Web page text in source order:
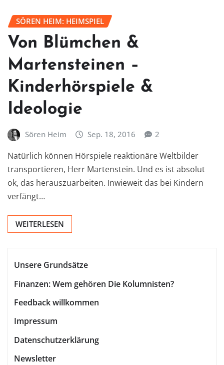
SÖREN HEIM: HEIMSPIEL
Von Blümchen &
Martensteinen –
Kinderhörspiele &
Ideologie
Sören Heim Sep. 18, 2016 2
Natürlich können Hörspiele reaktionäre Weltbilder
transportieren, Herr Martenstein. Und es ist absolut
ok, das herauszuarbeiten. Inwieweit das bei Kindern
verfängt…
WEITERLESEN
Unsere Grundsätze
Finanzen: Wem gehören Die Kolumnisten?
Feedback willkommen
Impressum
Datenschutzerklärung
Newsletter